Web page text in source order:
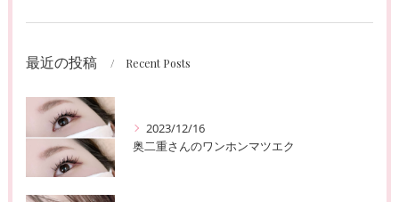
最近の投稿 Recent Posts
2023/12/16
奥二重さんのワンホンマツエク